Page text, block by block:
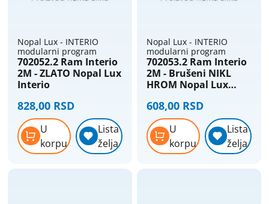
Nopal Lux - INTERIO
modularni program
702052.2 Ram Interio
2M - ZLATO Nopal Lux
Interio
828,00 RSD
U
korpu
Lista
želja
Nopal Lux - INTERIO
modularni program
702053.2 Ram Interio
2M - Brušeni NIKL
HROM Nopal Lux
608,00 RSD
U
korpu
Lista
želja